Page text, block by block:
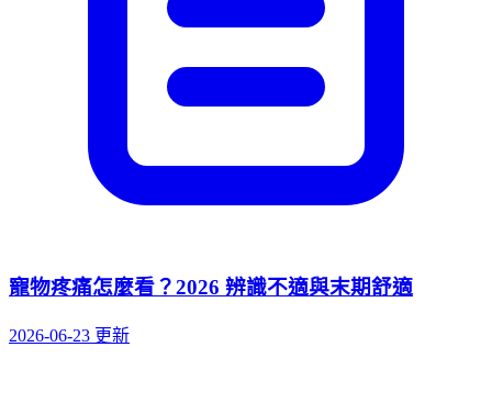
寵物疼痛怎麼看？2026 辨識不適與末期舒適
2026-06-23 更新